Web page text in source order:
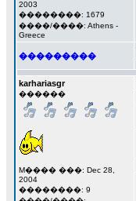
2003
��������: 1679
����/����: Athens -
Greece
���������
karhariasgr
������
M���� ���: Dec 28,
2004
��������: 9